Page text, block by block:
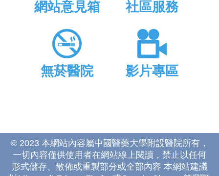
網站意見箱 社區服務
無菸醫院 影片專區
© 2023 本網站內容屬中國醫藥大學附設醫院所有，
一切內容僅供使用者在網站線上閱讀，禁止以任何
形式儲存、散佈或重製部分或全部內容 本網站建議